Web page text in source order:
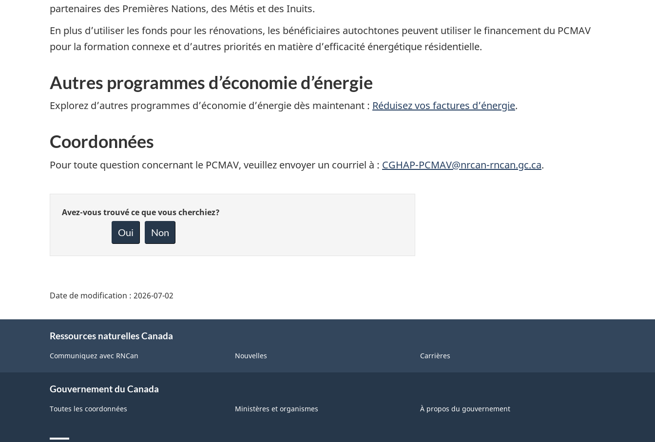
partenaires des Premières Nations, des Métis et des Inuits.
En plus d’utiliser les fonds pour les rénovations, les bénéficiaires autochtones peuvent utiliser le financement du PCMAV
pour la formation connexe et d’autres priorités en matière d’efficacité énergétique résidentielle.
Autres programmes d’économie d’énergie
Explorez d’autres programmes d’économie d’énergie dès maintenant : Réduisez vos factures d’énergie.
Coordonnées
Pour toute question concernant le PCMAV, veuillez envoyer un courriel à : CGHAP-PCMAV@nrcan-rncan.gc.ca.
Donnez
Avez-vous trouvé ce que vous cherchiez?
Oui Non
Date de modification : 2026-07-02
Ressources naturelles Canada
Communiquez avec RNCan Nouvelles Carrières
Gouvernement du Canada
Toutes les coordonnées Ministères et organismes À propos du gouvernement